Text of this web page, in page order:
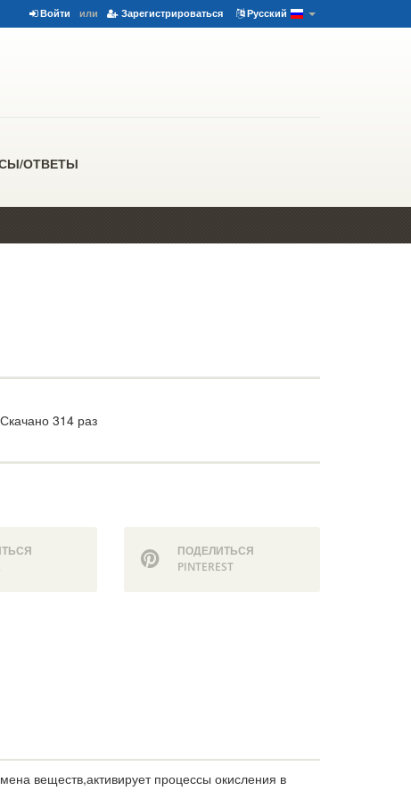
Войти или Зарегистрироваться Русский
ОТВЕТЫ
Скачано 314 раз
ПОДЕЛИТЬСЯ
PINTEREST
веществ,активирует процессы окисления в